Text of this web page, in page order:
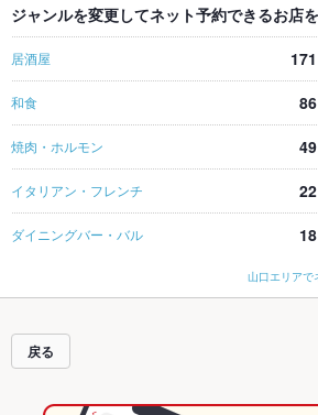
ジャンルを変更してネット予約できるお店
居酒屋 171
和食 86
焼肉・ホルモン 49
イタリアン・フレンチ 22
ダイニングバー・バル 18
山口エリアで
戻る